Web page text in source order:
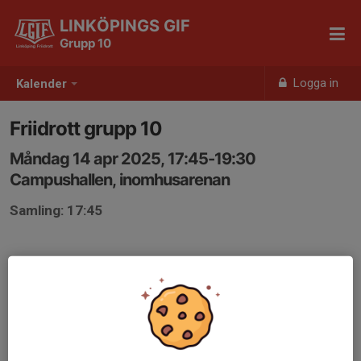
Kalender Logga in
LINKÖPINGS GIF
Grupp 10
Friidrott grupp 10
Måndag 14 apr 2025, 17:45-19:30
Campushallen, inomhusarenan
Samling: 17:45